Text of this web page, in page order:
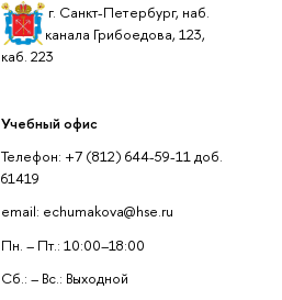
г. Санкт-Петербург, наб.
канала Грибоедова, 123,
каб. 223
Учебный офис
Телефон: +7 (812) 644-59-11 доб.
61419
email: echumakova@hse.ru
Пн. – Пт.: 10:00–18:00
Сб.: – Вс.: Выходной